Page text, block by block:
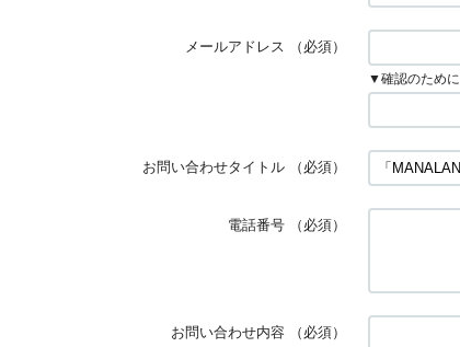
メールアドレス （必須）
▼確認のために
お問い合わせタイトル （必須）
電話番号 （必須）
お問い合わせ内容 （必須）